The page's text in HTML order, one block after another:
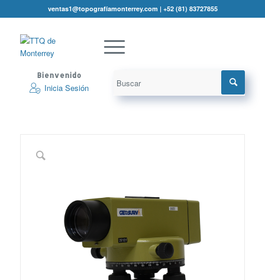
ventas1@topografíamonterrey.com | +52 (81) 83727855
Bienvenido
Inicia Sesión